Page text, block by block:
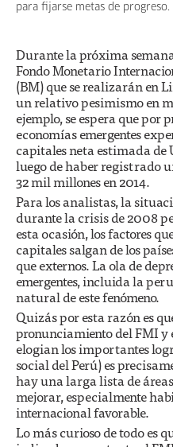
para fijarse metas de progreso.
Durante la próxima
Fondo Monetario
(BM) que se realizarán en
un relativo pesimismo en
ejemplo, se espera que por
economías emergentes
capitales neta estimada de
luego de haber registrado
32 mil millones en 2014.
Para los analistas, la
durante la crisis de 2008
esta ocasión, los factores
capitales salgan de los
que externos. La ola de
emergentes, incluida la
natural de este fenómeno.
Quizás por esta razón es
pronunciamiento del FMI y
elogian los importantes
social del Perú) es
hay una larga lista de
mejorar, especialmente
internacional favorable.
Lo más curioso de todo es